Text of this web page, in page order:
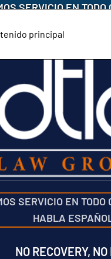
principal
SERVICIO EN
SERVICIO EN TODO
HABLA
NO RECOVERY, NO